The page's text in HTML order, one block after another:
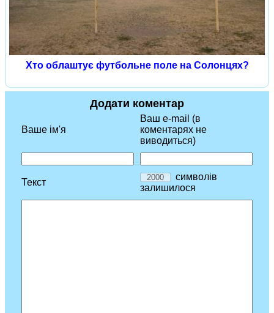
Хто облаштує футбольне поле на Солонцях?
Додати коментар
Ваше ім'я
Ваш e-mail (в
коментарях не
виводиться)
Текст
символів
залишилося